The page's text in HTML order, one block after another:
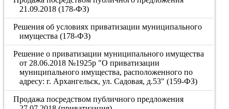
21.09.2018 (178-ФЗ)
Решения об условиях приватизации муниципального
имущества (178-ФЗ)
Решение о приватизации муниципального имущества
от 28.06.2018 №1925р "О приватизации
муниципального имущества, расположенного по
адресу: г. Архангельск, ул. Садовая, д.53" (159-ФЗ)
Продажа посредством публичного предложения